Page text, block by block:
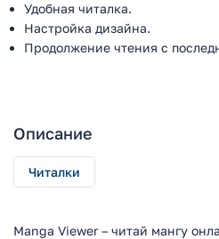
Удобная читалка.
Настройка дизайна.
Продолжение чтения с
Описание
Читалки
Manga Viewer – читай мангу